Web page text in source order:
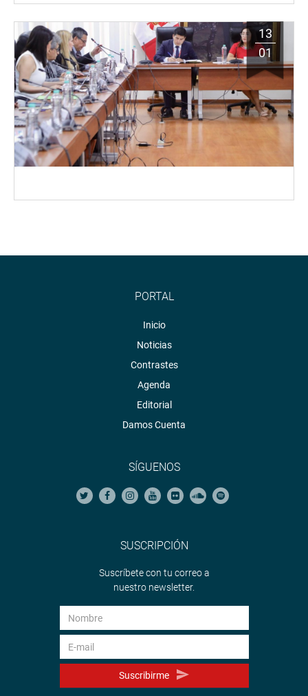
13
01
PORTAL
Inicio
Noticias
Contrastes
Agenda
Editorial
Damos Cuenta
SÍGUENOS
SUSCRIPCIÓN
Suscríbete con tu correo a
nuestro newsletter.
Suscribirme